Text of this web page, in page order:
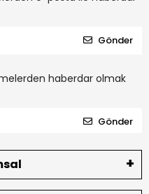
Gönder
haberdar olmak
Gönder